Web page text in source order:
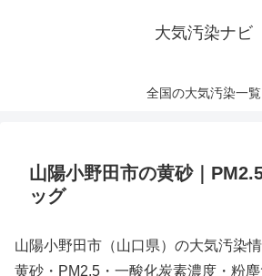
大気汚染ナビ
全国の大気汚染一覧
山陽小野田市の黄砂｜
ッグ
山陽小野田市（山口県）の大気汚染
黄砂・PM2.5・一酸化炭素濃度・粉